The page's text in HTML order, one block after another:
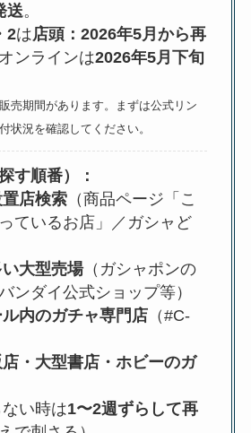
送。
2は店頭：2026年5月から再
ンラインは2026年5月下旬
売期間があります。まずは公式リン
状況を確認してください。
す順番）：
店検索（商品ページ「こ
ているお店」／ガシャど
大型売場（ガシャポンの
ンダイ公式ショップ等）
内のガチャ専門店（#C-
・大型書店・ホビーのガ
い時は1〜2週ずらして再